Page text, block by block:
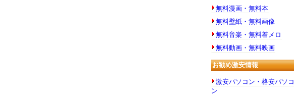
無料漫画・無料本
無料壁紙・無料画像
無料音楽・無料着メロ
無料動画・無料映画
お勧め激安情報
激安パソコン・格安パソコ
ン